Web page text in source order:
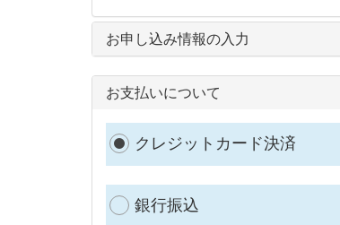
お申し込み情報の入力
お支払いについて
クレジットカード決済
銀行振込